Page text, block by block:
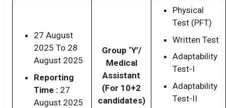
27 August
2025 To 28
August 2025
Reporting
Time : 27
August 2025
Group ‘Y’/
Medical
Assistant
(For 10+2
candidates)
Physical
Test (PFT)
Written Test
Adaptability
Test-I
Adaptability
Test-II